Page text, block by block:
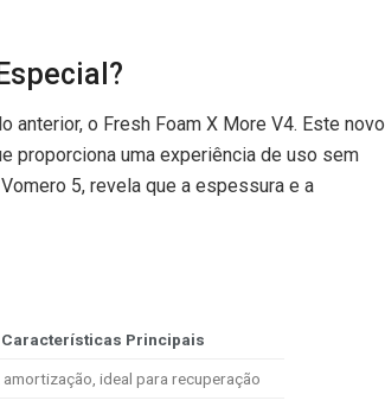
anterior, o Fresh Foam X More V4. Este novo
proporciona uma experiência de uso sem
5, revela que a espessura e a
Características Principais
amortização, ideal para recuperação